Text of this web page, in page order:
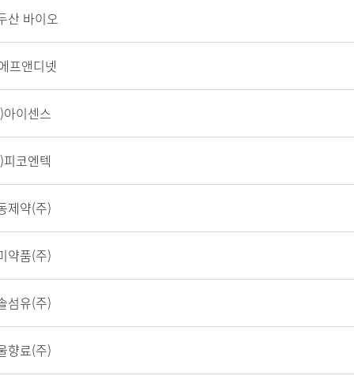
산 바이오
프앤디넷
아이센스
피코엔텍
제약(주)
약품(주)
섬유(주)
향료(주)